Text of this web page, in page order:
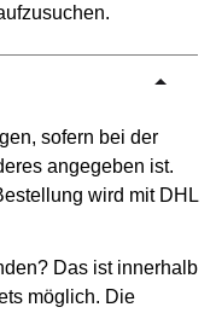
sofern bei der
angegeben ist.
wird mit DHL
Das ist innerhalb
möglich. Die